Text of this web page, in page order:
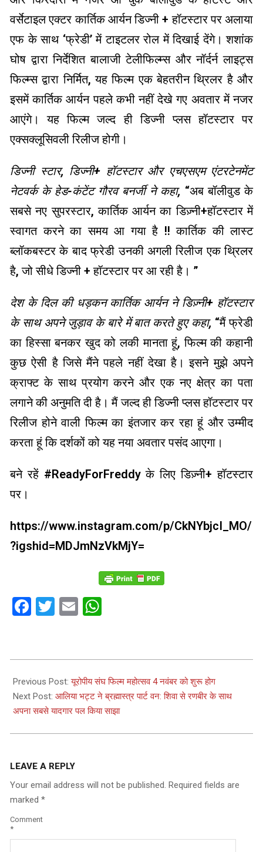
वर्सेटाइल एक्टर कार्तिक आर्यन डिज्नी + हॉटस्टार पर अलाया
एफ के साथ ‘फ्रेडी’ में टाइटलर रोल में दिखाई देंगे। शशांक
घोष द्वारा निर्देशित बालाजी टेलीफिल्म्स और नॉर्दर्न लाइट्स
फिल्म्स द्वारा निर्मित, यह फिल्म एक बेहतरीन थ्रिलर है और
इसमें कार्तिक आर्यन पहले कभी नहीं देखे गए अवतार में नजर
आएंगे। यह फिल्म जल्द ही डिज्नी प्लस हॉटस्टार पर
एक्सक्लूसिवली रिलीज होगी।
डिज्नी स्टार, डिज्नी+ हॉटस्टार और एचएसएम एंटरटेनमेंट
नेटवर्क के हेड-कंटेंट गौरव बनर्जी ने कहा, “अब बॉलीवुड के
सबसे नए सुपरस्टार, कार्तिक आर्यन का डिज़्नी+हॉटस्टार में
स्वागत करने का समय आ गया है !! कार्तिक की लास्ट
ब्लॉकबस्टर के बाद फ्रेडी उनकी अगली रिलीज एक थ्रिलर
है, जो सीधे डिज्नी + हॉटस्टार पर आ रही है। ”
देश के दिल की धड़कन कार्तिक आर्यन ने डिज़्नी+ हॉटस्टार
के साथ अपने जुड़ाव के बारे में बात करते हुए कहा, “मैं फ्रेडी
का हिस्सा बनकर खुद को लकी मानता हूं, फिल्म की कहानी
कुछ ऐसी है जिसे मैंने पहले नहीं देखा है। इसने मुझे अपने
क्राफ्ट के साथ प्रयोग करने और एक नए क्षेत्र का पता
लगाने की अनुमति दी है। मैं जल्द ही डिज्नी प्लस हॉटस्टार पर
रिलीज होने वाली फिल्म का इंतजार कर रहा हूं और उम्मीद
करता हूं कि दर्शकों को यह नया अवतार पसंद आएगा।
बने रहें #ReadyForFreddy के लिए डिज़्नी+ हॉटस्टार
पर।
https://www.instagram.com/p/CkNYbjcI_MO/
?igshid=MDJmNzVkMjY=
Facebook
Twitter
Email
10-
27
Previous Post:यूरोपीय संघ फिल्म महोत्सव 4 नवंबर को शुरू होग
Next Post: आलिया भट्ट ने ब्रह्मास्त्र पार्ट वन: शिवा से रणबीर के साथ
अपना सबसे यादगार पल किया साझा
LEAVE A REPLY
Your email address will not be published. Required fields are
marked *
Comment
*